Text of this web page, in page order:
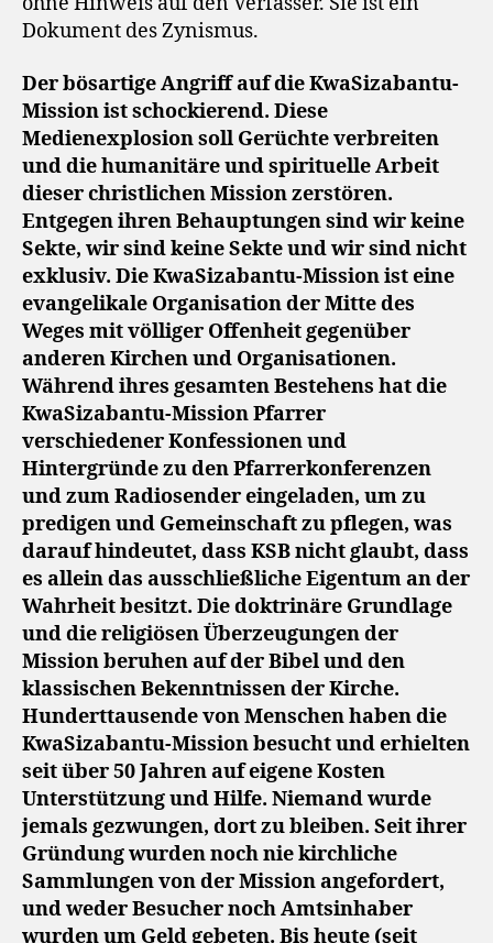
Dokument des Zynismus.
Der bösartige Angriff auf die KwaSizabantu-
Mission ist schockierend. Diese
Medienexplosion soll Gerüchte verbreiten
und die humanitäre und spirituelle Arbeit
dieser christlichen Mission zerstören.
Entgegen ihren Behauptungen sind wir keine
Sekte, wir sind keine Sekte und wir sind nicht
exklusiv. Die KwaSizabantu-Mission ist eine
evangelikale Organisation der Mitte des
Weges mit völliger Offenheit gegenüber
anderen Kirchen und Organisationen.
Während ihres gesamten Bestehens hat die
KwaSizabantu-Mission Pfarrer
verschiedener Konfessionen und
Hintergründe zu den Pfarrerkonferenzen
und zum Radiosender eingeladen, um zu
predigen und Gemeinschaft zu pflegen, was
darauf hindeutet, dass KSB nicht glaubt, dass
es allein das ausschließliche Eigentum an der
Wahrheit besitzt. Die doktrinäre Grundlage
und die religiösen Überzeugungen der
Mission beruhen auf der Bibel und den
klassischen Bekenntnissen der Kirche.
Hunderttausende von Menschen haben die
KwaSizabantu-Mission besucht und erhielten
seit über 50 Jahren auf eigene Kosten
Unterstützung und Hilfe. Niemand wurde
jemals gezwungen, dort zu bleiben. Seit ihrer
Gründung wurden noch nie kirchliche
Sammlungen von der Mission angefordert,
und weder Besucher noch Amtsinhaber
wurden um Geld gebeten. Bis heute (seit